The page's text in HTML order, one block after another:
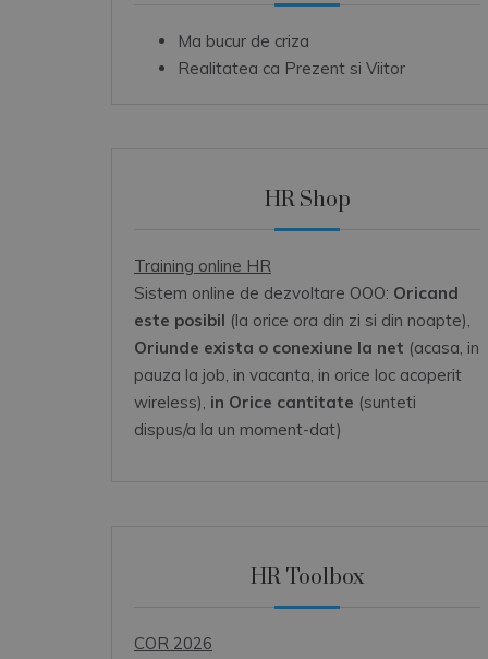
Ma bucur de criza
Realitatea ca Prezent si Viitor
HR Shop
Training online HR
Sistem online de dezvoltare OOO: Oricand
este posibil (la orice ora din zi si din noapte),
Oriunde exista o conexiune la net (acasa, in
pauza la job, in vacanta, in orice loc acoperit
wireless), in Orice cantitate (sunteti
dispus/a la un moment-dat)
HR Toolbox
COR 2026